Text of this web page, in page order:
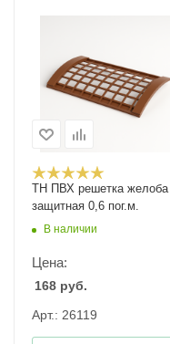
ТН ПВХ решетка желоба
защитная 0,6 пог.м.
В наличии
Цена:
168 руб.
Арт.: 26119